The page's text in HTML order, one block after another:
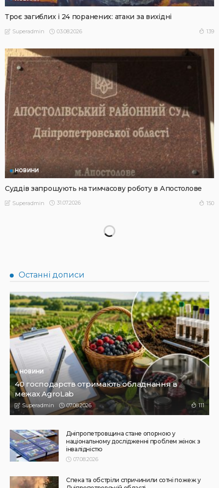
Троє загиблих і 24 поранених: атаки за вихідні
Superadmin 03.08.2026 139
НОВИНИ
Суддів запрошують на тимчасову роботу в Апостолове
Superadmin 31.07.2026 150
НОВИНИ
Не їжте біля шкірки: фахівці розповіли, як безпечно
ласувати кавунами
Superadmin 31.07.2026 190